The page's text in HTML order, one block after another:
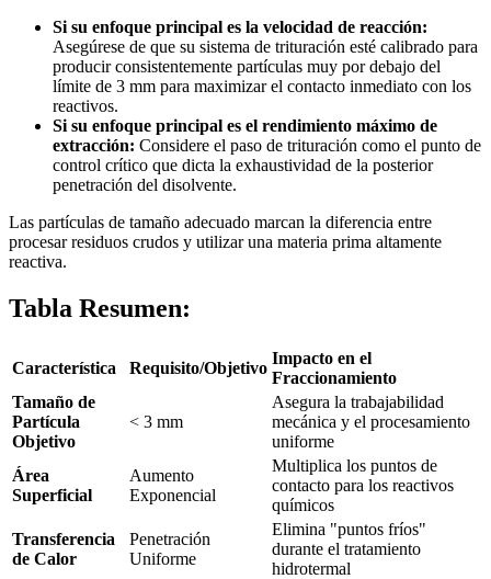
Si su enfoque principal es la velocidad de reacción:
Asegúrese de que su sistema de trituración esté calibrado para
producir consistentemente partículas muy por debajo del
límite de 3 mm para maximizar el contacto inmediato con los
reactivos.
Si su enfoque principal es el rendimiento máximo de
extracción: Considere el paso de trituración como el punto de
control crítico que dicta la exhaustividad de la posterior
penetración del disolvente.
Las partículas de tamaño adecuado marcan la diferencia entre
procesar residuos crudos y utilizar una materia prima altamente
reactiva.
Tabla Resumen:
Característica Requisito/Objetivo
Impacto en el
Fraccionamiento
Tamaño de
Partícula
Objetivo
< 3 mm
Asegura la trabajabilidad
mecánica y el procesamiento
uniforme
Área
Superficial
Aumento
Exponencial
Multiplica los puntos de
contacto para los reactivos
químicos
Transferencia
de Calor
Penetración
Uniforme
Elimina "puntos fríos"
durante el tratamiento
hidrotermal